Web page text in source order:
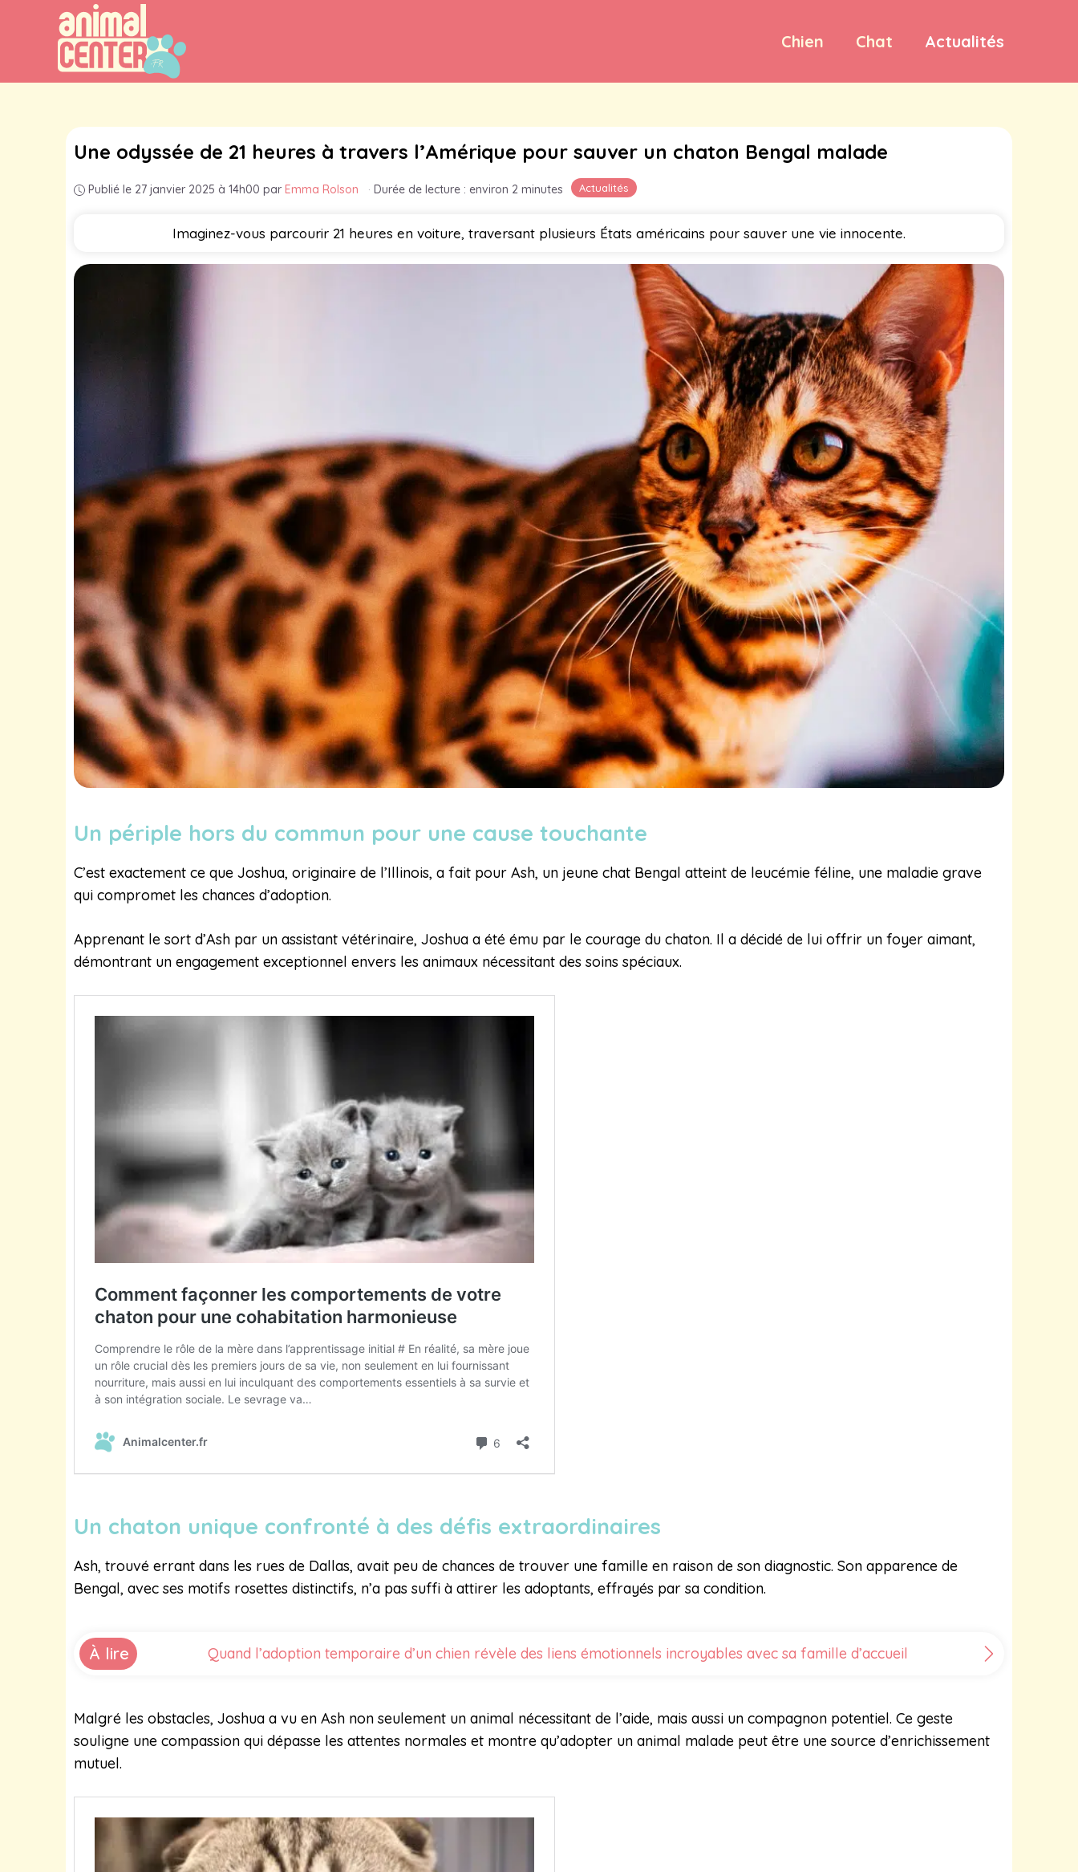
Chien Chat Actualités
Actualités
Une odyssée de 21 heures à travers l’Amérique pour sauver un chaton Bengal malade
Publié le 27 janvier 2025 à 14h00 par Emma Rolson · Durée de lecture : environ 2 minutes
Imaginez-vous parcourir 21 heures en voiture, traversant plusieurs États américains pour sauver une vie innocente.
Un périple hors du commun pour une cause touchante
C’est exactement ce que Joshua, originaire de l’Illinois, a fait pour Ash, un jeune chat Bengal atteint de leucémie féline, une maladie grave
qui compromet les chances d’adoption.
Apprenant le sort d’Ash par un assistant vétérinaire, Joshua a été ému par le courage du chaton. Il a décidé de lui offrir un foyer aimant,
démontrant un engagement exceptionnel envers les animaux nécessitant des soins spéciaux.
Un chaton unique confronté à des défis extraordinaires
Ash, trouvé errant dans les rues de Dallas, avait peu de chances de trouver une famille en raison de son diagnostic. Son apparence de
Bengal, avec ses motifs rosettes distinctifs, n’a pas suffi à attirer les adoptants, effrayés par sa condition.
À lire Quand l’adoption temporaire d’un chien révèle des liens émotionnels incroyables avec sa famille d’accueil
Malgré les obstacles, Joshua a vu en Ash non seulement un animal nécessitant de l’aide, mais aussi un compagnon potentiel. Ce geste
souligne une compassion qui dépasse les attentes normales et montre qu’adopter un animal malade peut être une source d’enrichissement
mutuel.